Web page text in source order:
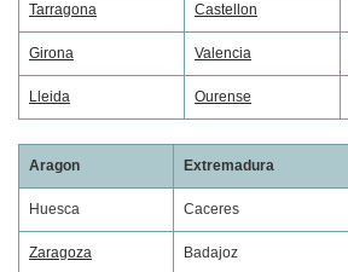
Tarragona Castellon
Girona Valencia
Lleida Ourense
Aragon Extremadura
Huesca Caceres
Zaragoza Badajoz